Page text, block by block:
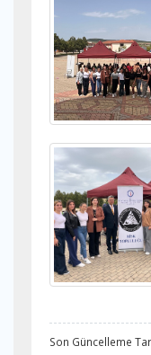
Son Güncelleme